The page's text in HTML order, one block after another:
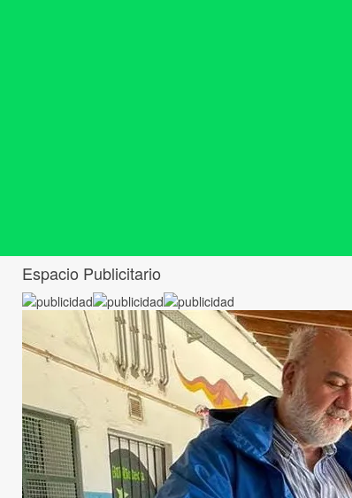
Espacio Publicitario